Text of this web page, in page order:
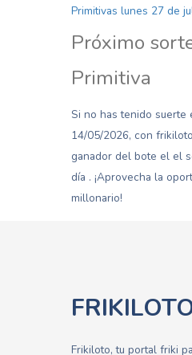
Primitivas lunes 27 de
Próximo
Primitiva
Si no has tenido
14/05/2026, con
ganador del bote el el
día . ¡Aprovecha la
millonario!
Frikiloto, tu portal friki